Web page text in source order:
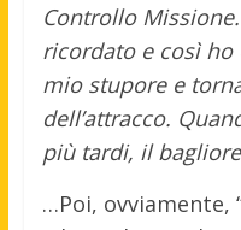
Controllo
ricordato e così
mio stupore e
dell’attracco.
più tardi, il
…Poi, ovviamente,